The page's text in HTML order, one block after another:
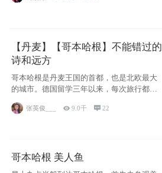
【丹麦】【哥本哈根】不能错过的
诗和远方
哥本哈根是丹麦王国的首都，也是北欧最大
的城市。德国留学三年以来，每次旅行都是
张英俊___ 9.0千 22
哥本哈根 美人鱼